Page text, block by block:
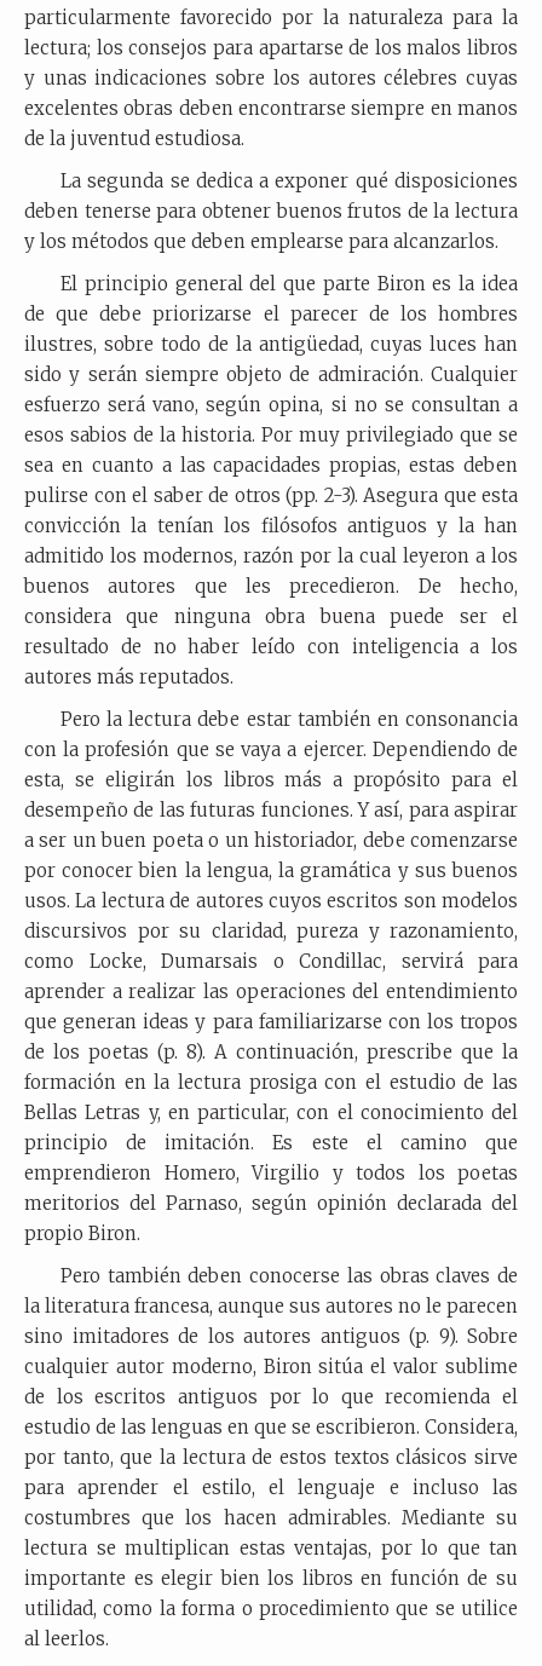
particularmente favorecido por la naturaleza para la
lectura; los consejos para apartarse de los malos libros
y unas indicaciones sobre los autores célebres cuyas
excelentes obras deben encontrarse siempre en manos
de la juventud estudiosa.
La segunda se dedica a exponer qué disposiciones
deben tenerse para obtener buenos frutos de la lectura
y los métodos que deben emplearse para alcanzarlos.
El principio general del que parte Biron es la idea
de que debe priorizarse el parecer de los hombres
ilustres, sobre todo de la antigüedad, cuyas luces han
sido y serán siempre objeto de admiración. Cualquier
esfuerzo será vano, según opina, si no se consultan a
esos sabios de la historia. Por muy privilegiado que se
sea en cuanto a las capacidades propias, estas deben
pulirse con el saber de otros (pp. 2-3). Asegura que esta
convicción la tenían los filósofos antiguos y la han
admitido los modernos, razón por la cual leyeron a los
buenos autores que les precedieron. De hecho,
considera que ninguna obra buena puede ser el
resultado de no haber leído con inteligencia a los
autores más reputados.
Pero la lectura debe estar también en consonancia
con la profesión que se vaya a ejercer. Dependiendo de
esta, se eligirán los libros más a propósito para el
desempeño de las futuras funciones. Y así, para aspirar
a ser un buen poeta o un historiador, debe comenzarse
por conocer bien la lengua, la gramática y sus buenos
usos. La lectura de autores cuyos escritos son modelos
discursivos por su claridad, pureza y razonamiento,
como Locke, Dumarsais o Condillac, servirá para
aprender a realizar las operaciones del entendimiento
que generan ideas y para familiarizarse con los tropos
de los poetas (p. 8). A continuación, prescribe que la
formación en la lectura prosiga con el estudio de las
Bellas Letras y, en particular, con el conocimiento del
principio de imitación. Es este el camino que
emprendieron Homero, Virgilio y todos los poetas
meritorios del Parnaso, según opinión declarada del
propio Biron.
Pero también deben conocerse las obras claves de
la literatura francesa, aunque sus autores no le parecen
sino imitadores de los autores antiguos (p. 9). Sobre
cualquier autor moderno, Biron sitúa el valor sublime
de los escritos antiguos por lo que recomienda el
estudio de las lenguas en que se escribieron. Considera,
por tanto, que la lectura de estos textos clásicos sirve
para aprender el estilo, el lenguaje e incluso las
costumbres que los hacen admirables. Mediante su
lectura se multiplican estas ventajas, por lo que tan
importante es elegir bien los libros en función de su
utilidad, como la forma o procedimiento que se utilice
al leerlos.